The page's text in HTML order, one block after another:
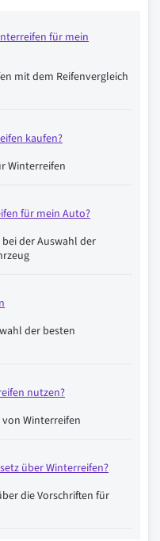
für mein
mit dem Reifenvergleich
kaufen?
Winterreifen
für mein Auto?
der Auswahl der
der besten
nutzen?
von Winterreifen
über Winterreifen?
die Vorschriften für